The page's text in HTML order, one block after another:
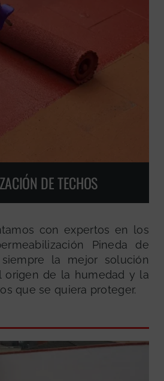
DE TECHOS
con expertos en los
Pineda de
la mejor solución
origen de la humedad y la
que se quiera proteger.